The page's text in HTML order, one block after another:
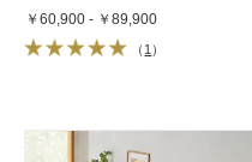
納タイプ 立て掛け薄型収納
（フレームのみ）
￥60,900 - ￥89,900
（ 1 ）